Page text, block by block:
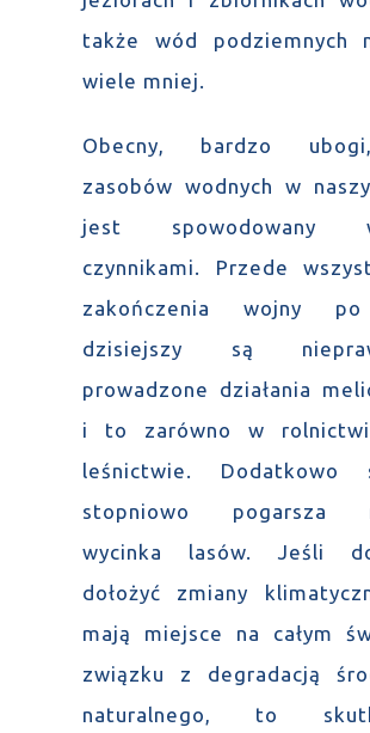
także wód podziemnych
wiele mniej.
Obecny, bardzo
zasobów wodnych w
jest spowodowany
czynnikami. Przede
zakończenia wojny
dzisiejszy są
prowadzone działania
i to zarówno w
leśnictwie. Dodatkowo
stopniowo pogarsza
wycinka lasów. Jeśli
dołożyć zmiany
mają miejsce na całym
związku z degradacją
naturalnego, to